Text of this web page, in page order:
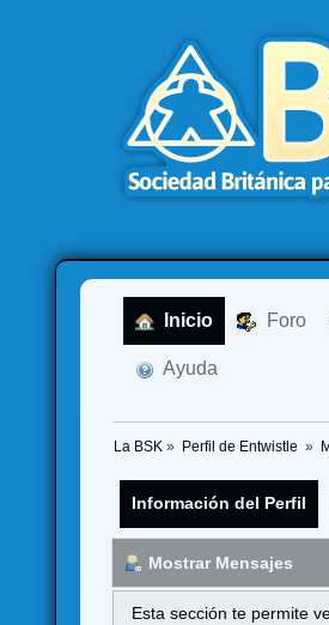
Inicio Foro
Ayuda
La BSK » Perfil de Entwistle »
Información del Perfil
Mostrar Mensajes
Esta sección te permite